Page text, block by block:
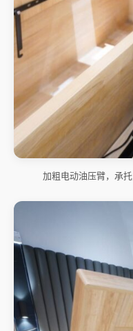
加粗电动油压臂，承